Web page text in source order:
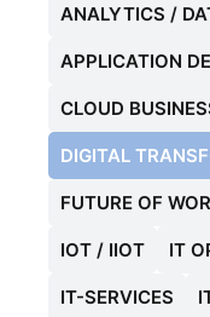
ANALYTICS /
APPLICATION
CLOUD
DIGITAL
FUTURE OF
IOT / IIOT IT
IT-SERVICES